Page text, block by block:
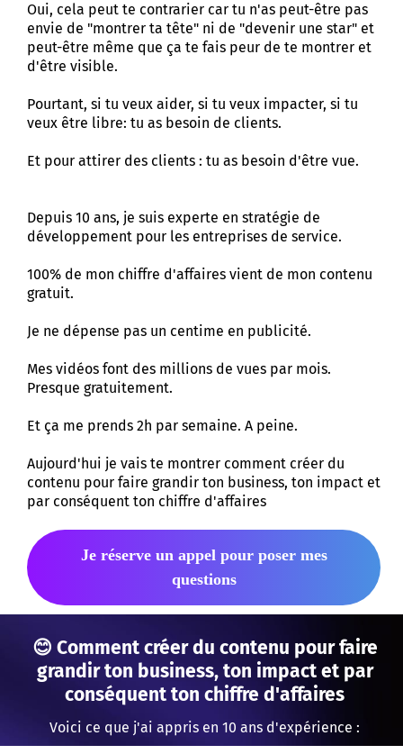
Oui, cela peut te contrarier car tu n'as peut-être pas
envie de "montrer ta tête" ni de "devenir une star" et
peut-être même que ça te fais peur de te montrer et
d'être visible.
Pourtant, si tu veux aider, si tu veux impacter, si tu
veux être libre: tu as besoin de clients.
Et pour attirer des clients : tu as besoin d'être vue.
Depuis 10 ans, je suis experte en stratégie de
développement pour les entreprises de service.
100% de mon chiffre d'affaires vient de mon contenu
gratuit.
Je ne dépense pas un centime en publicité.
Mes vidéos font des millions de vues par mois.
Presque gratuitement.
Et ça me prends 2h par semaine. A peine.
Aujourd'hui je vais te montrer comment créer du
contenu pour faire grandir ton business, ton impact et
par conséquent ton chiffre d'affaires
Je réserve un appel pour poser mes
questions
😊 Comment créer du contenu pour faire
grandir ton business, ton impact et par
conséquent ton chiffre d'affaires
Voici ce que j'ai appris en 10 ans d'expérience :